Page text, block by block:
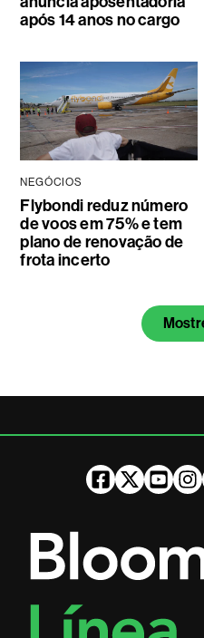
após 14 anos no cargo
NEGÓCIOS
Flybondi reduz número
de voos em 75% e tem
plano de renovação de
frota incerto